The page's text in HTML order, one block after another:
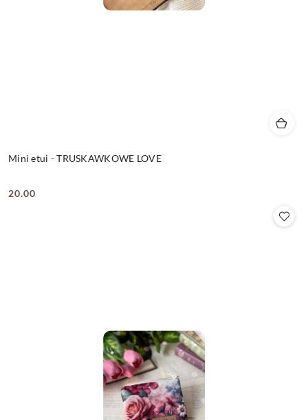
Mini etui - TRUSKAWKOWE LOVE
Cena:
20.00